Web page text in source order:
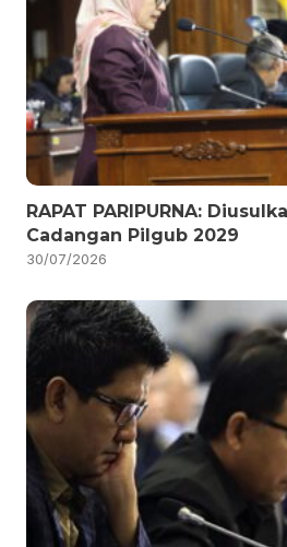
RAPAT PARIPURNA:
Cadangan Pilgub 2029
30/07/2026